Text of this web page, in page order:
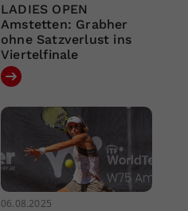
LADIES OPEN
Amstetten: Grabher
ohne Satzverlust ins
Viertelfinale
06.08.2025